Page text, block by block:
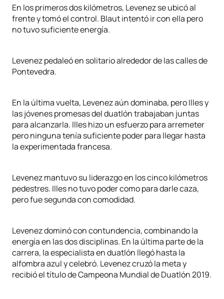
En los primeros dos kilómetros, Levenez se ubicó al
frente y tomó el control. Blaut intentó ir con ella pero
no tuvo suficiente energía.
Levenez pedaleó en solitario alrededor de las calles de
Pontevedra.
En la última vuelta, Levenez aún dominaba, pero Illes y
las jóvenes promesas del duatlón trabajaban juntas
para alcanzarla. Illes hizo un esfuerzo para arremeter
pero ninguna tenía suficiente poder para llegar hasta
la experimentada francesa.
Levenez mantuvo su liderazgo en los cinco kilómetros
pedestres. Illes no tuvo poder como para darle caza,
pero fue segunda con comodidad.
Levenez dominó con contundencia, combinando la
energía en las dos disciplinas. En la última parte de la
carrera, la especialista en duatlón llegó hasta la
alfombra azul y celebró. Levenez cruzó la meta y
recibió el título de Campeona Mundial de Duatlón 2019.